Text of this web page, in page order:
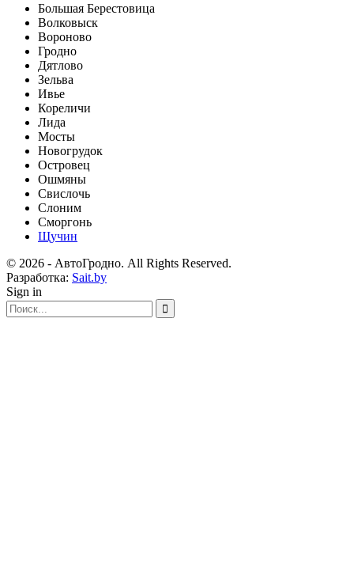
Большая Берестовица
Волковыск
Вороново
Гродно
Дятлово
Зельва
Ивье
Кореличи
Лида
Мосты
Новогрудок
Островец
Ошмяны
Свислочь
Слоним
Сморгонь
Щучин
© 2026 - АвтоГродно. All Rights Reserved.
Разработка: Sait.by
Sign in